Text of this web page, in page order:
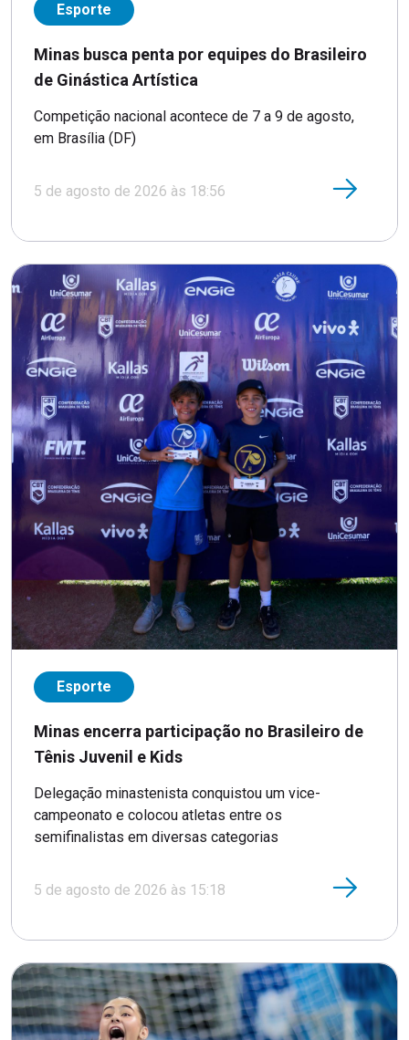
Esporte
Minas busca penta por equipes do Brasileiro
de Ginástica Artística
Competição nacional acontece de 7 a 9 de agosto,
em Brasília (DF)
5 de agosto de 2026 às 18:56
Esporte
Minas encerra participação no Brasileiro de
Tênis Juvenil e Kids
Delegação minastenista conquistou um vice-
campeonato e colocou atletas entre os
semifinalistas em diversas categorias
5 de agosto de 2026 às 15:18